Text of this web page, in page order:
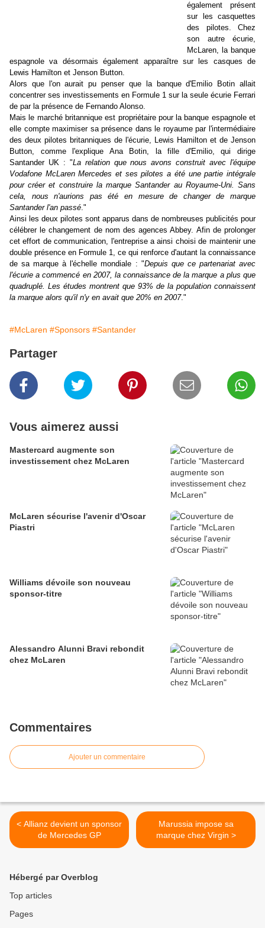
également présent
sur les casquettes
des pilotes. Chez
son autre écurie,
McLaren, la banque
espagnole va désormais également apparaître sur les casques de
Lewis Hamilton et Jenson Button.
Alors que l'on aurait pu penser que la banque d'Emilio Botin allait
concentrer ses investissements en Formule 1 sur la seule écurie Ferrari
de par la présence de Fernando Alonso.
Mais le marché britannique est propriétaire pour la banque espagnole et
elle compte maximiser sa présence dans le royaume par l'intermédiaire
des deux pilotes britanniques de l'écurie, Lewis Hamilton et de Jenson
Button, comme l'explique Ana Botin, la fille d'Emilio, qui dirige
Santander UK : "La relation que nous avons construit avec l'équipe
Vodafone McLaren Mercedes et ses pilotes a été une partie intégrale
pour créer et construire la marque Santander au Royaume-Uni. Sans
cela, nous n'aurions pas été en mesure de changer de marque
Santander l'an passé."
Ainsi les deux pilotes sont apparus dans de nombreuses publicités pour
célébrer le changement de nom des agences Abbey. Afin de prolonger
cet effort de communication, l'entreprise a ainsi choisi de maintenir une
double présence en Formule 1, ce qui renforce d'autant la connaissance
de sa marque à l'échelle mondiale : "Depuis que ce partenariat avec
l'écurie a commencé en 2007, la connaissance de la marque a plus que
quadruplé. Les études montrent que 93% de la population connaissent
la marque alors qu'il n'y en avait que 20% en 2007."
#McLaren #Sponsors #Santander
Partager
Vous aimerez aussi
Mastercard augmente son
investissement chez McLaren
McLaren sécurise l'avenir d'Oscar
Piastri
Williams dévoile son nouveau
sponsor-titre
Alessandro Alunni Bravi rebondit
chez McLaren
Commentaires
Ajouter un commentaire
< Allianz devient un sponsor
de Mercedes GP
Marussia impose sa
marque chez Virgin >
Hébergé par Overblog
Top articles
Pages